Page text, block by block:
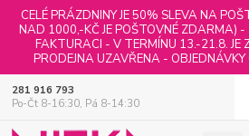
CELÉ PRÁZDNINY JE 50% SLEVA NA
NAD 1000,-KČ JE POŠTOVNÉ ZDARMA)
FAKTURACI - V TERMÍNU 13.-21.8. JE
PRODEJNA UZAVŘENA -
281 916 793
Po-Čt 8-16:30, Pá 8-14:30